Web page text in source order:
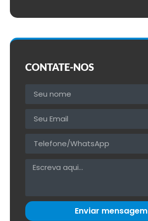
CONTATE-NOS
Enviar mensagem